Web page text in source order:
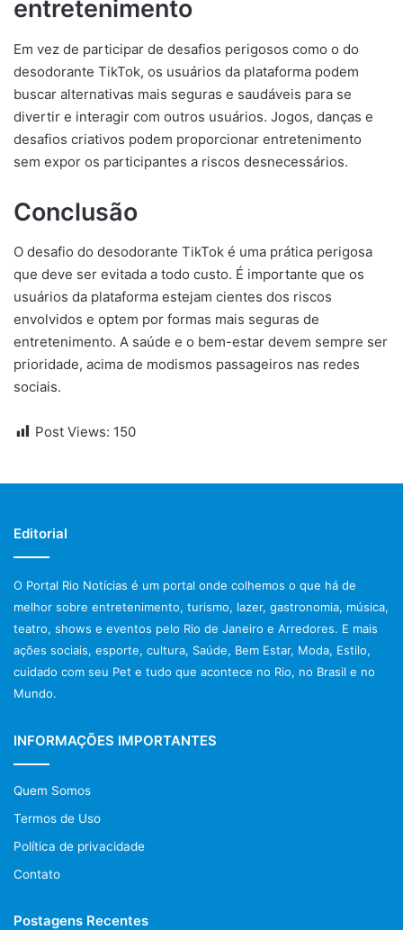
entretenimento
Em vez de participar de desafios perigosos como o do
desodorante TikTok, os usuários da plataforma podem
buscar alternativas mais seguras e saudáveis para se
divertir e interagir com outros usuários. Jogos, danças e
desafios criativos podem proporcionar entretenimento
sem expor os participantes a riscos desnecessários.
Conclusão
O desafio do desodorante TikTok é uma prática perigosa
que deve ser evitada a todo custo. É importante que os
usuários da plataforma estejam cientes dos riscos
envolvidos e optem por formas mais seguras de
entretenimento. A saúde e o bem-estar devem sempre ser
prioridade, acima de modismos passageiros nas redes
sociais.
Post Views: 150
Editorial
O Portal Rio Notícias é um portal onde colhemos o que há de
melhor sobre entretenimento, turismo, lazer, gastronomia, música,
teatro, shows e eventos pelo Rio de Janeiro e Arredores. E mais
ações sociais, esporte, cultura, Saúde, Bem Estar, Moda, Estilo,
cuidado com seu Pet e tudo que acontece no Rio, no Brasil e no
Mundo.
INFORMAÇÕES IMPORTANTES
Quem Somos
Termos de Uso
Política de privacidade
Contato
Postagens Recentes